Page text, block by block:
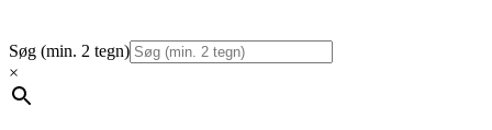
Søg (min. 2 tegn)
×